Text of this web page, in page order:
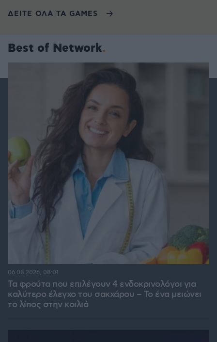
ΔΕΙΤΕ ΟΛΑ ΤΑ GAMES
Best of Network
Τα φρούτα που επιλέγουν 4 ενδοκρινολόγοι για
καλύτερο έλεγχο του σακχάρου – Το ένα μειώνει
το λίπος στην κοιλιά
06.08.2026, 08:01